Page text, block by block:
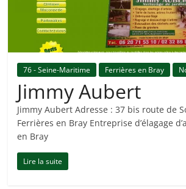
76 - Seine-Maritime Ferrières en Bray
Jimmy Aubert
Jimmy Aubert Adresse : 37 bis route de
Ferrières en Bray Entreprise d’élagage
en Bray
Lire la suite